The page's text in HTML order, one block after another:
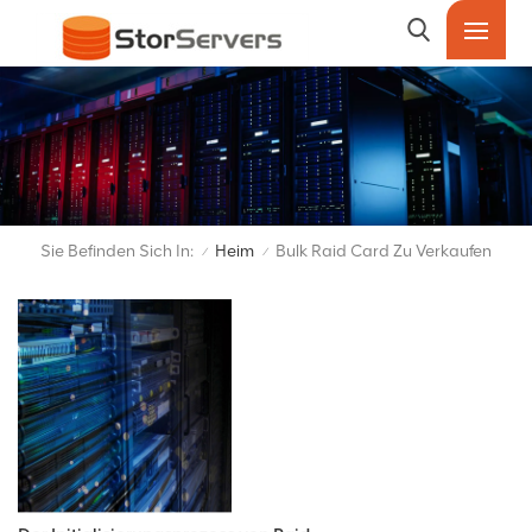
Sie Befinden Sich In: / Heim / Bulk Raid Card Zu Verkaufen